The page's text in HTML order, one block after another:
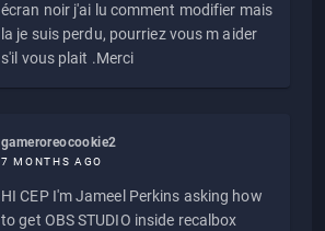
écran noir j'ai lu comment modifier mais
la je suis perdu, pourriez vous m aider
s'il vous plait .Merci
gameroreocookie2
7 MONTHS AGO
HI CEP I'm Jameel Perkins asking how
to get OBS STUDIO inside recalbox